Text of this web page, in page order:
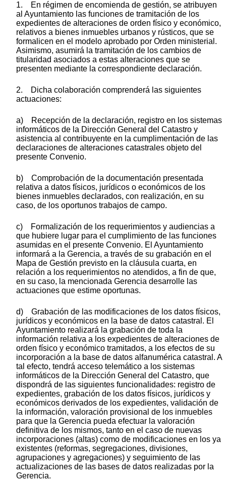
1. En régimen de encomienda de gestión, se atribuyen
al Ayuntamiento las funciones de tramitación de los
expedientes de alteraciones de orden físico y económico,
relativos a bienes inmuebles urbanos y rústicos, que se
formalicen en el modelo aprobado por Orden ministerial.
Asimismo, asumirá la tramitación de los cambios de
titularidad asociados a estas alteraciones que se
presenten mediante la correspondiente declaración.
2. Dicha colaboración comprenderá las siguientes
actuaciones:
a) Recepción de la declaración, registro en los sistemas
informáticos de la Dirección General del Catastro y
asistencia al contribuyente en la cumplimentación de las
declaraciones de alteraciones catastrales objeto del
presente Convenio.
b) Comprobación de la documentación presentada
relativa a datos físicos, jurídicos o económicos de los
bienes inmuebles declarados, con realización, en su
caso, de los oportunos trabajos de campo.
c) Formalización de los requerimientos y audiencias a
que hubiere lugar para el cumplimiento de las funciones
asumidas en el presente Convenio. El Ayuntamiento
informará a la Gerencia, a través de su grabación en el
Mapa de Gestión previsto en la cláusula cuarta, en
relación a los requerimientos no atendidos, a fin de que,
en su caso, la mencionada Gerencia desarrolle las
actuaciones que estime oportunas.
d) Grabación de las modificaciones de los datos físicos,
jurídicos y económicos en la base de datos catastral. El
Ayuntamiento realizará la grabación de toda la
información relativa a los expedientes de alteraciones de
orden físico y económico tramitados, a los efectos de su
incorporación a la base de datos alfanumérica catastral. A
tal efecto, tendrá acceso telemático a los sistemas
informáticos de la Dirección General del Catastro, que
dispondrá de las siguientes funcionalidades: registro de
expedientes, grabación de los datos físicos, jurídicos y
económicos derivados de los expedientes, validación de
la información, valoración provisional de los inmuebles
para que la Gerencia pueda efectuar la valoración
definitiva de los mismos, tanto en el caso de nuevas
incorporaciones (altas) como de modificaciones en los ya
existentes (reformas, segregaciones, divisiones,
agrupaciones y agregaciones) y seguimiento de las
actualizaciones de las bases de datos realizadas por la
Gerencia.